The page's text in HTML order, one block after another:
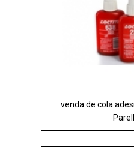
venda de cola